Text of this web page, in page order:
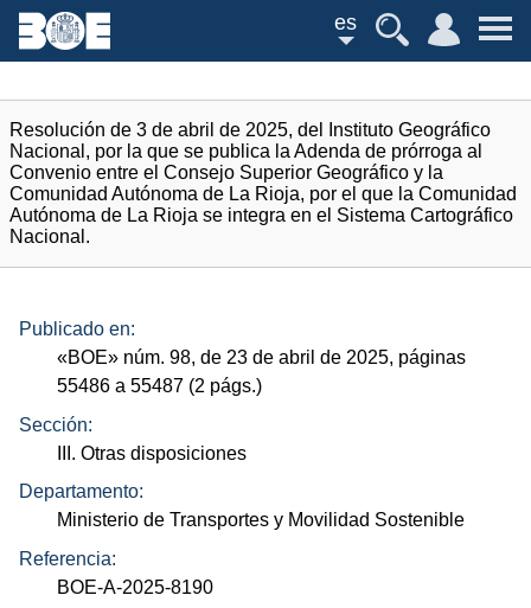
es
Resolución de 3 de abril de 2025, del Instituto Geográfico
Nacional, por la que se publica la Adenda de prórroga al
Convenio entre el Consejo Superior Geográfico y la
Comunidad Autónoma de La Rioja, por el que la Comunidad
Autónoma de La Rioja se integra en el Sistema Cartográfico
Nacional.
Publicado en:
«BOE» núm. 98, de 23 de abril de 2025, páginas
55486 a 55487 (2 págs.)
Sección:
III. Otras disposiciones
Departamento:
Ministerio de Transportes y Movilidad Sostenible
Referencia:
BOE-A-2025-8190